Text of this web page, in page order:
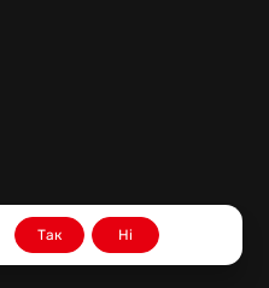
Так Ні